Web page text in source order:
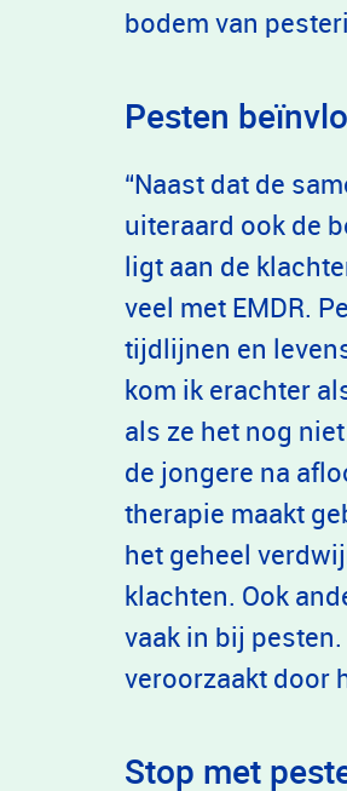
bodem van
Pesten
“Naast dat de
uiteraard ook de
ligt aan de
veel met EMDR.
tijdlijnen en
kom ik erachter
als ze het nog
de jongere na
therapie maakt
het geheel
klachten. Ook
vaak in bij
veroorzaakt door
Stop met